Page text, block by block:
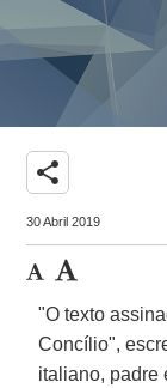
share
30 Abril 2019
"O texto
Concílio",
italiano, padre